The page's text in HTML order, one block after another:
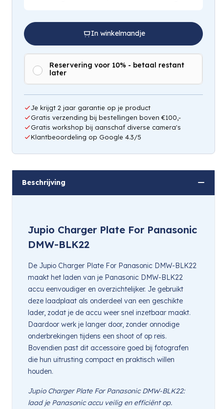
In winkelmandje
Reservering voor 10% - betaal restant
later
Je krijgt 2 jaar garantie op je product
Gratis verzending bij bestellingen boven €100,-
Gratis workshop bij aanschaf diverse camera's
Klantbeoordeling op Google 4.3/5
Beschrijving
Jupio Charger Plate For Panasonic
DMW-BLK22
De Jupio Charger Plate For Panasonic DMW-BLK22
maakt het laden van je Panasonic DMW-BLK22
accu eenvoudiger en overzichtelijker. Je gebruikt
deze laadplaat als onderdeel van een geschikte
lader, zodat je de accu weer snel inzetbaar maakt.
Daardoor werk je langer door, zonder onnodige
onderbrekingen tijdens een shoot of op reis.
Bovendien past dit accessoire goed bij fotografen
die hun uitrusting compact en praktisch willen
houden.
Jupio Charger Plate For Panasonic DMW-BLK22:
laad je Panasonic accu veilig en efficiënt op.